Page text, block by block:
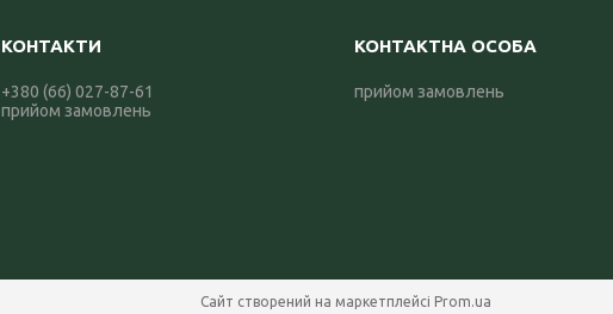
+380 (66) 027-87-61
прийом замовлень
прийом замовлень
Сайт створений на маркетплейсі Prom.ua